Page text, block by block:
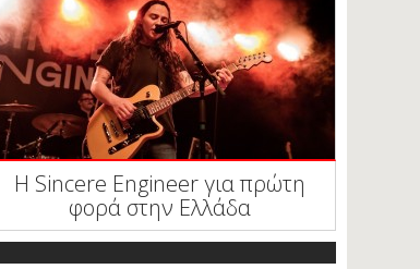
Η Sincere Engineer για πρώτη
φορά στην Ελλάδα